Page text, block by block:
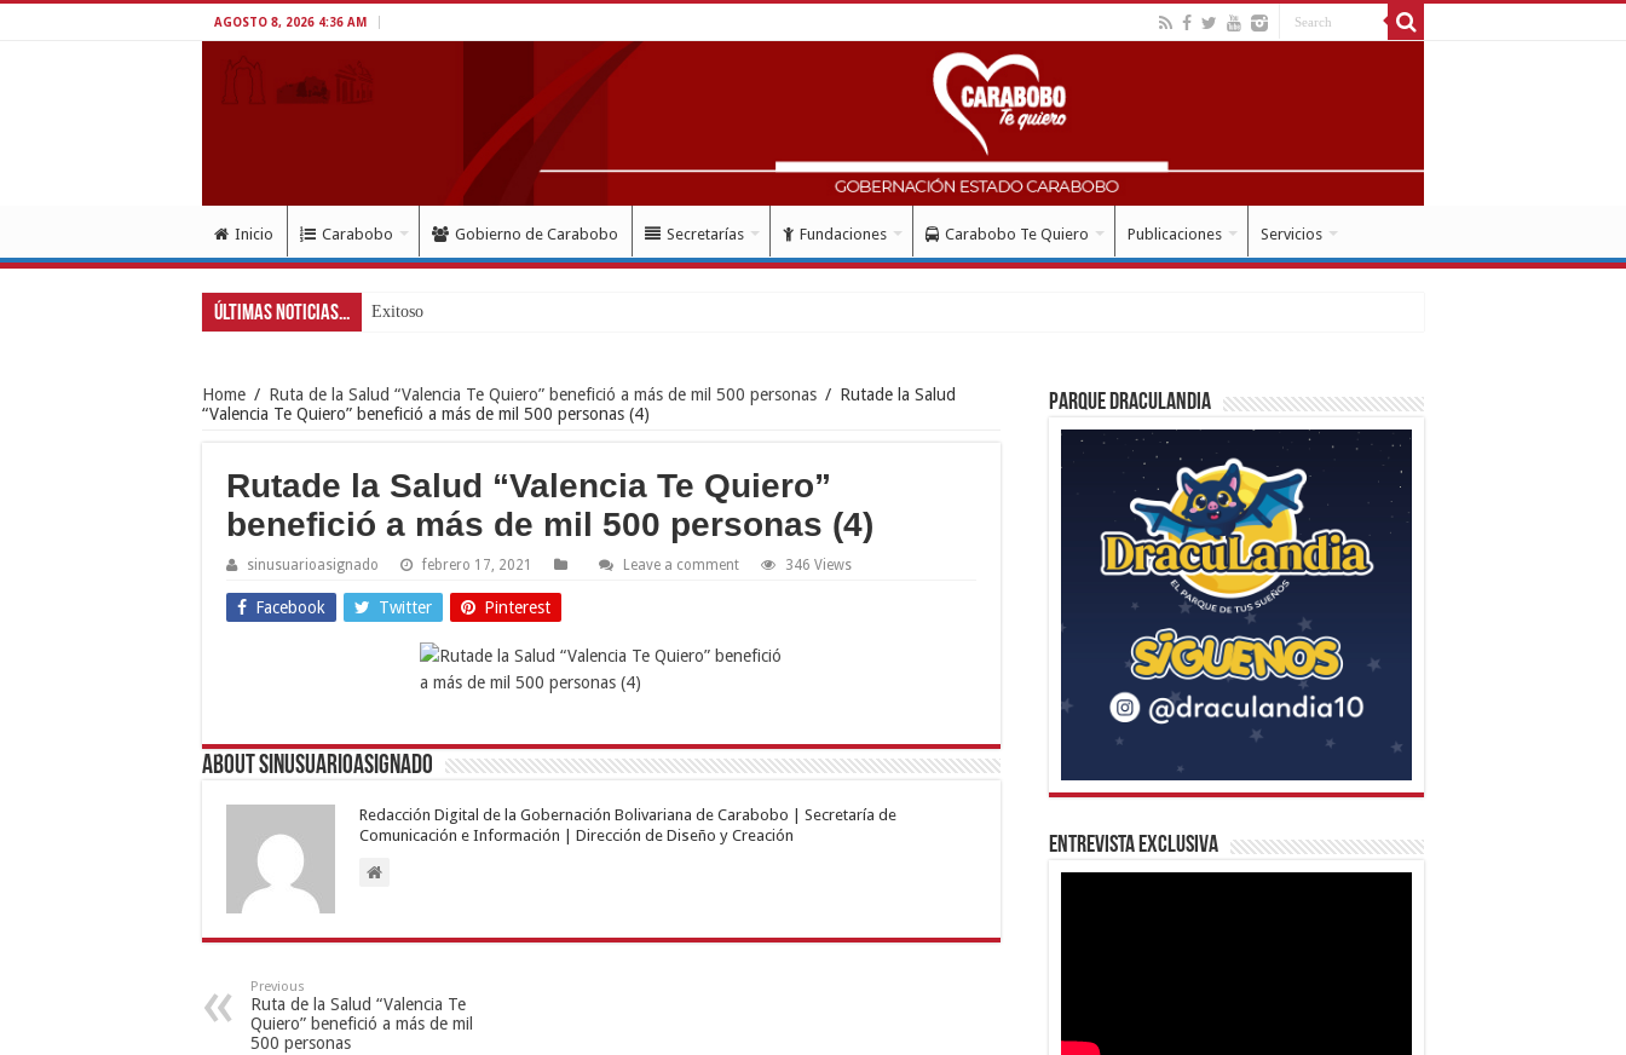
AGOSTO 8, 2026 4:36 AM
Inicio Carabobo Gobierno de Carabobo Secretarías Fundaciones Carabobo Te Quiero Publicaciones Servicios
Últimas Noticias... Exitoso despliegue de salud con instal
Home / Ruta de la Salud “Valencia Te Quiero” benefició a más de mil 500 personas / Rutade la Salud
“Valencia Te Quiero” benefició a más de mil 500 personas (4)
Rutade la Salud “Valencia Te Quiero”
benefició a más de mil 500 personas (4)
sinusuarioasignado febrero 17, 2021 Leave a comment 346 Views
Facebook Twitter Pinterest
About sinusuarioasignado
Redacción Digital de la Gobernación Bolivariana de Carabobo | Secretaría de
Comunicación e Información | Dirección de Diseño y Creación
Previous
Ruta de la Salud “Valencia Te
Quiero” benefició a más de mil
500 personas
Parque Draculandia
Entrevista Exclusiva